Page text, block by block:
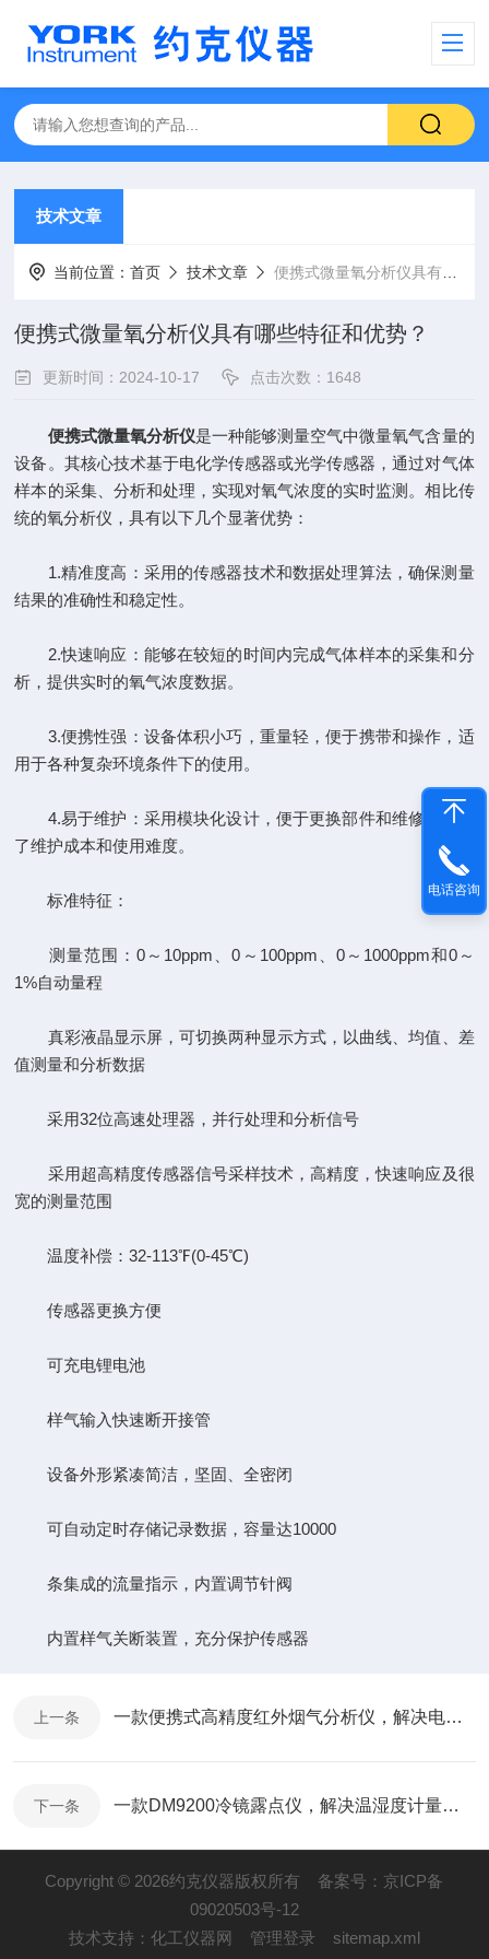
技术文章
当前位置：首页 技术文章 便携式微量氧分析仪具有哪些特征和优势？
便携式微量氧分析仪具有哪些特征和优势？
更新时间：2024-10-17 点击次数：1648
便携式微量氧分析仪是一种能够测量空气中微量氧气含量的
设备。其核心技术基于电化学传感器或光学传感器，通过对气体
样本的采集、分析和处理，实现对氧气浓度的实时监测。相比传
统的氧分析仪，具有以下几个显著优势：
1.精准度高：采用的传感器技术和数据处理算法，确保测量
结果的准确性和稳定性。
2.快速响应：能够在较短的时间内完成气体样本的采集和分
析，提供实时的氧气浓度数据。
3.便携性强：设备体积小巧，重量轻，便于携带和操作，适
用于各种复杂环境条件下的使用。
4.易于维护：采用模块化设计，便于更换部件和维修，降低
了维护成本和使用难度。
标准特征：
测量范围：0～10ppm、0～100ppm、0～1000ppm和0～
1%自动量程
真彩液晶显示屏，可切换两种显示方式，以曲线、均值、差
值测量和分析数据
采用32位高速处理器，并行处理和分析信号
采用超高精度传感器信号采样技术，高精度，快速响应及很
宽的测量范围
温度补偿：32-113℉(0-45℃)
传感器更换方便
可充电锂电池
样气输入快速断开接管
设备外形紧凑简洁，坚固、全密闭
可自动定时存储记录数据，容量达10000
条集成的流量指示，内置调节针阀
内置样气关断装置，充分保护传感器
上一条 一款便携式高精度红外烟气分析仪，解决电力行业超低排放的测量难题
下一条 一款DM9200冷镜露点仪，解决温湿度计量箱标准测量难题
Copyright © 2026约克仪器版权所有 备案号：京ICP备
09020503号-12
技术支持： 化工仪器网 管理登录 sitemap.xml
电话咨询